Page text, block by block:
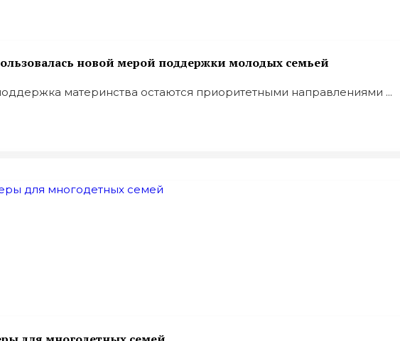
новой мерой поддержки молодых семьей
материнства остаются приоритетными направлениями ...